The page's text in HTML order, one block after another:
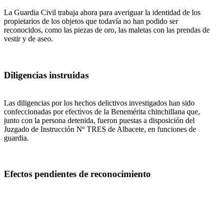
La Guardia Civil trabaja ahora para averiguar la identidad de los
propietarios de los objetos que todavía no han podido ser
reconocidos, como las piezas de oro, las maletas con las prendas de
vestir y de aseo.
Diligencias instruidas
Las diligencias por los hechos delictivos investigados han sido
confeccionadas por efectivos de la Benemérita chinchillana que,
junto con la persona detenida, fueron puestas a disposición del
Juzgado de Instrucción Nº TRES de Albacete, en funciones de
guardia.
Efectos pendientes de reconocimiento